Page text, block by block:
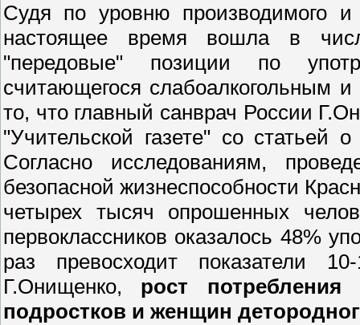
Судя по уровню производимого
настоящее время вошла в
"передовые" позиции по
считающегося слабоалкогольным
то, что главный санврач России
"Учительской газете" со статьей
Согласно исследованиям,
безопасной жизнеспособности
четырех тысяч опрошенных
первоклассников оказалось 48%
раз превосходит показатели
Г.Онищенко, рост
подростков и женщин